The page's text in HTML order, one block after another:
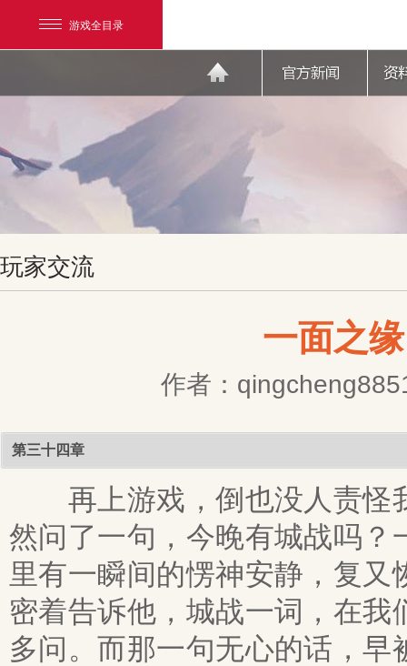
游戏全目录
玩家交流
一面之
作者：
第三十四章
再上游戏，倒也没人责怪
然问了一句，今晚有城战吗
里有一瞬间的愣神安静，复
密着告诉他，城战一词，在
多问。而那一句无心的话，